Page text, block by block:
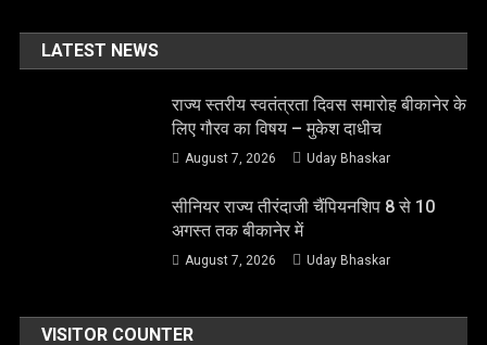
LATEST NEWS
राज्य स्तरीय स्वतंत्रता दिवस समारोह बीकानेर के
लिए गौरव का विषय – मुकेश दाधीच
August 7, 2026 Uday Bhaskar
सीनियर राज्य तीरंदाजी चैंपियनशिप 8 से 10
अगस्त तक बीकानेर में
August 7, 2026 Uday Bhaskar
VISITOR COUNTER